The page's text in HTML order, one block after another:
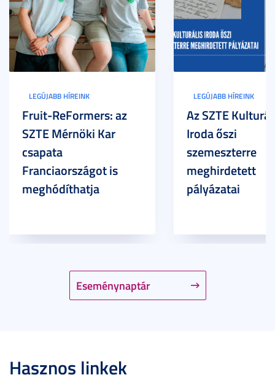
Eseménynaptár
LEGÚJABB HÍREINK
Fruit-ReFormers: az
SZTE Mérnöki Kar
csapata
Franciaországot is
meghódíthatja
LEGÚJABB HÍREINK
Az SZTE
Iroda őszi
szemeszterre
meghirdetett
pályázatai
Hasznos linkek